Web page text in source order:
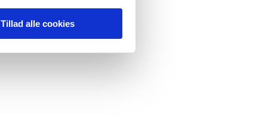
Tillad alle cookies